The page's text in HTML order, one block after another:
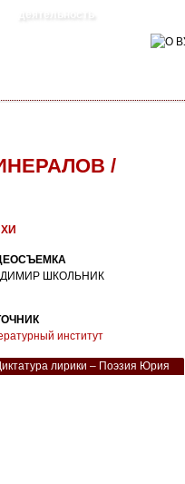
деятельность
/
ШКОЛЬНИК
институт
лирики – Поэзия Юрия